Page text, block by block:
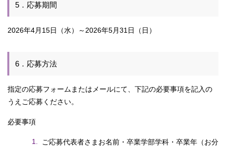
5．応募期間
2026年4月15日（水）～2026年5月31日（日）
6．応募方法
指定の応募フォームまたはメールにて、下記の必要事項を記入の
うえご応募ください。
必要事項
ご応募代表者さまお名前・卒業学部学科・卒業年（お分